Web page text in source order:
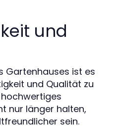
und
Gartenhauses ist es
und Qualität zu
nur länger halten,
sein.